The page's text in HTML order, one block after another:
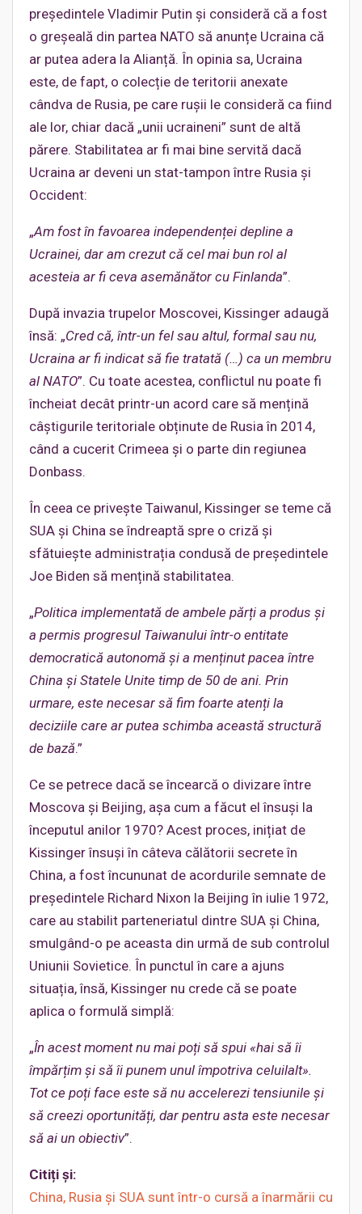
președintele Vladimir Putin și consideră că a fost
o greșeală din partea NATO să anunțe Ucraina că
ar putea adera la Alianță. În opinia sa, Ucraina
este, de fapt, o colecție de teritorii anexate
cândva de Rusia, pe care rușii le consideră ca fiind
ale lor, chiar dacă „unii ucraineni” sunt de altă
părere. Stabilitatea ar fi mai bine servită dacă
Ucraina ar deveni un stat-tampon între Rusia și
Occident:
„Am fost în favoarea independenței depline a
Ucrainei, dar am crezut că cel mai bun rol al
acesteia ar fi ceva asemănător cu Finlanda”.
După invazia trupelor Moscovei, Kissinger adaugă
însă: „Cred că, într-un fel sau altul, formal sau nu,
Ucraina ar fi indicat să fie tratată (…) ca un membru
al NATO”. Cu toate acestea, conflictul nu poate fi
încheiat decât printr-un acord care să mențină
câștigurile teritoriale obținute de Rusia în 2014,
când a cucerit Crimeea și o parte din regiunea
Donbass.
În ceea ce privește Taiwanul, Kissinger se teme că
SUA și China se îndreaptă spre o criză și
sfătuiește administrația condusă de președintele
Joe Biden să mențină stabilitatea.
„Politica implementată de ambele părți a produs și
a permis progresul Taiwanului într-o entitate
democratică autonomă și a menținut pacea între
China și Statele Unite timp de 50 de ani. Prin
urmare, este necesar să fim foarte atenți la
deciziile care ar putea schimba această structură
de bază.”
Ce se petrece dacă se încearcă o divizare între
Moscova și Beijing, așa cum a făcut el însuși la
începutul anilor 1970? Acest proces, inițiat de
Kissinger însuși în câteva călătorii secrete în
China, a fost încununat de acordurile semnate de
președintele Richard Nixon la Beijing în iulie 1972,
care au stabilit parteneriatul dintre SUA și China,
smulgând-o pe aceasta din urmă de sub controlul
Uniunii Sovietice. În punctul în care a ajuns
situația, însă, Kissinger nu crede că se poate
aplica o formulă simplă:
„În acest moment nu mai poți să spui «hai să îi
împărțim și să îi punem unul împotriva celuilalt».
Tot ce poți face este să nu accelerezi tensiunile și
să creezi oportunități, dar pentru asta este necesar
să ai un obiectiv”.
Citiți și:
China, Rusia şi SUA sunt într-o cursă a înarmării cu